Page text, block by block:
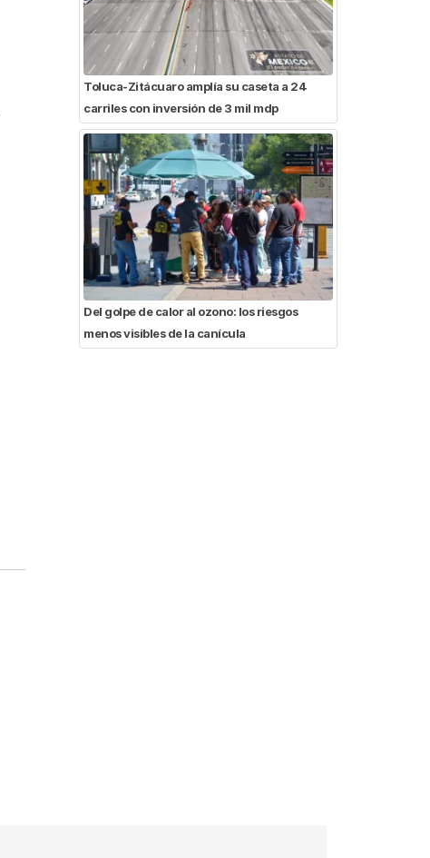
Toluca-Zitácuaro amplía su caseta a 24
carriles con inversión de 3 mil mdp
Del golpe de calor al ozono: los riesgos
menos visibles de la canícula